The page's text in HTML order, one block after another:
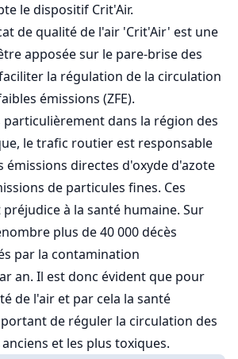
le dispositif Crit'Air.
de qualité de l'air 'Crit'Air' est une
apposée sur le pare-brise des
la régulation de la circulation
émissions (ZFE).
particulièrement dans la région des
le trafic routier est responsable
émissions directes d'oxyde d'azote
de particules fines. Ces
à la santé humaine. Sur
plus de 40 000 décès
par la contamination
an. Il est donc évident que pour
de l'air et par cela la santé
de réguler la circulation des
et les plus toxiques.